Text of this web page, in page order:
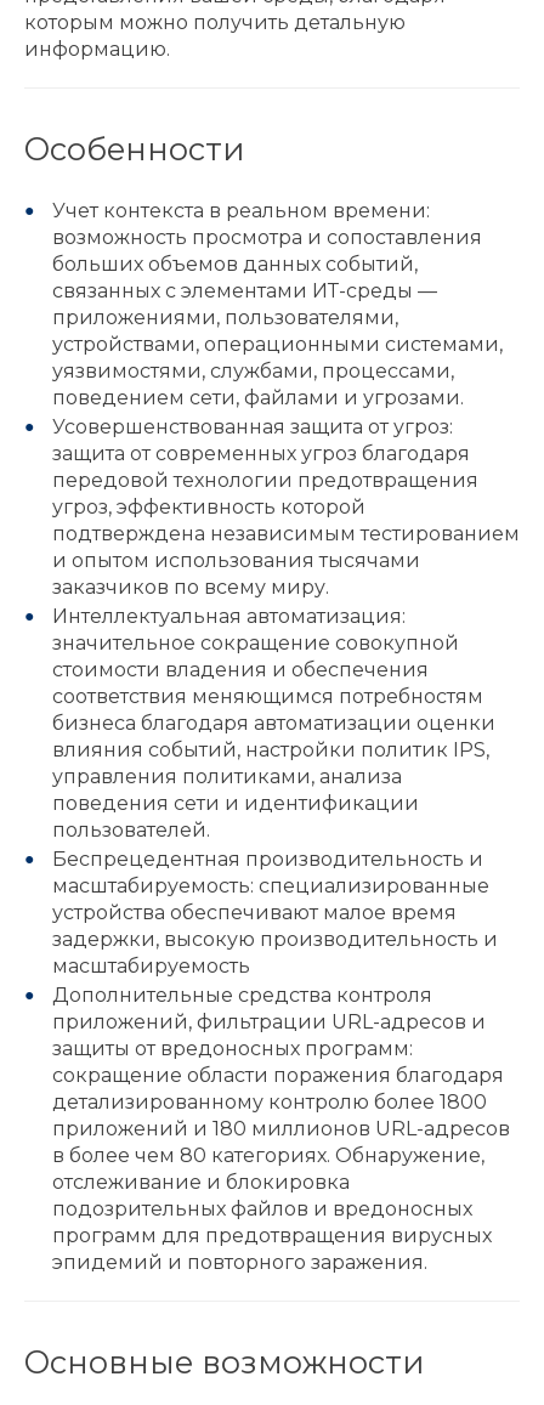
которым можно получить детальную
информацию.
Особенности
Учет контекста в реальном времени:
возможность просмотра и сопоставления
больших объемов данных событий,
связанных с элементами ИТ-среды —
приложениями, пользователями,
устройствами, операционными системами,
уязвимостями, службами, процессами,
поведением сети, файлами и угрозами.
Усовершенствованная защита от угроз:
защита от современных угроз благодаря
передовой технологии предотвращения
угроз, эффективность которой
подтверждена независимым тестированием
и опытом использования тысячами
заказчиков по всему миру.
Интеллектуальная автоматизация:
значительное сокращение совокупной
стоимости владения и обеспечения
соответствия меняющимся потребностям
бизнеса благодаря автоматизации оценки
влияния событий, настройки политик IPS,
управления политиками, анализа
поведения сети и идентификации
пользователей.
Беспрецедентная производительность и
масштабируемость: специализированные
устройства обеспечивают малое время
задержки, высокую производительность и
масштабируемость
Дополнительные средства контроля
приложений, фильтрации URL-адресов и
защиты от вредоносных программ:
сокращение области поражения благодаря
детализированному контролю более 1800
приложений и 180 миллионов URL-адресов
в более чем 80 категориях. Обнаружение,
отслеживание и блокировка
подозрительных файлов и вредоносных
программ для предотвращения вирусных
эпидемий и повторного заражения.
Основные возможности